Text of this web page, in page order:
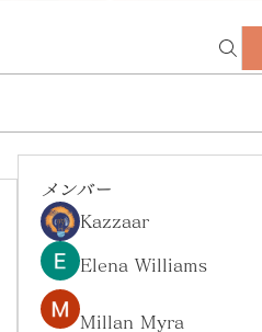
メンバー
Kazzaar
Elena Williams
Millan Myra